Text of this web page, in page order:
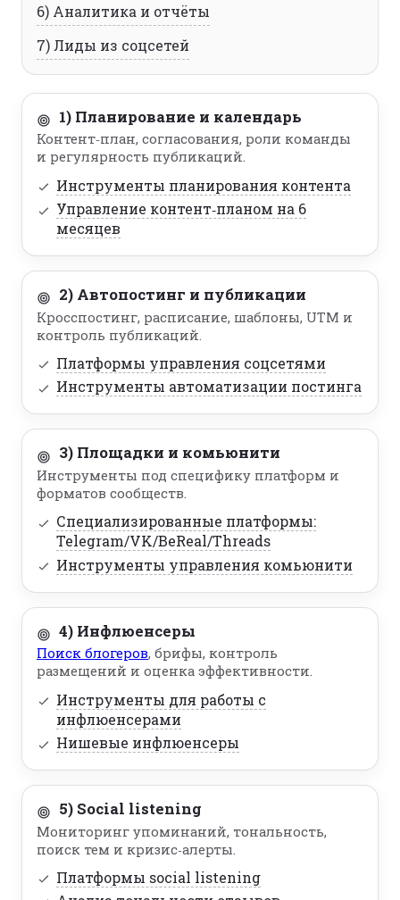
6) Аналитика и отчёты
7) Лиды из соцсетей
1) Планирование и календарь
Контент‑план, согласования, роли команды
и регулярность публикаций.
Инструменты планирования контента
Управление контент‑планом на 6
месяцев
2) Автопостинг и публикации
Кросспостинг, расписание, шаблоны, UTM и
контроль публикаций.
Платформы управления соцсетями
Инструменты автоматизации постинга
3) Площадки и комьюнити
Инструменты под специфику платформ и
форматов сообществ.
Специализированные платформы:
Telegram/VK/BeReal/Threads
Инструменты управления комьюнити
4) Инфлюенсеры
Поиск блогеров, брифы, контроль
размещений и оценка эффективности.
Инструменты для работы с
инфлюенсерами
Нишевые инфлюенсеры
5) Social listening
Мониторинг упоминаний, тональность,
поиск тем и кризис‑алерты.
Платформы social listening